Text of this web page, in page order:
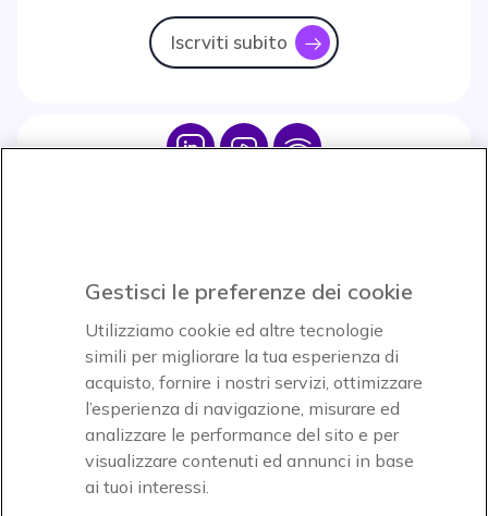
Iscrviti subito icon
Icon IconIcon
Accettiamo
Onedirect, azienda del gruppo INCEPT
Gestisci le preferenze dei cookie
Utilizziamo cookie ed altre tecnologie
simili per migliorare la tua esperienza di
acquisto, fornire i nostri servizi, ottimizzare
l’esperienza di navigazione, misurare ed
analizzare le performance del sito e per
visualizzare contenuti ed annunci in base
ai tuoi interessi.